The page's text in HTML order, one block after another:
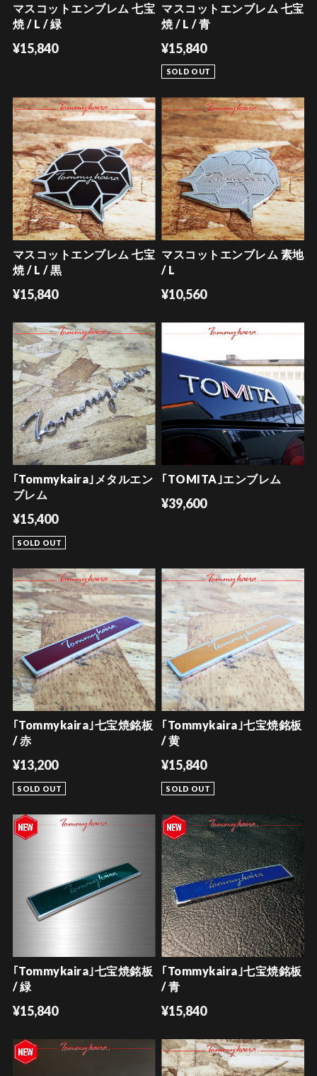
マスコットエンブレム 七宝
焼 / L / 緑
¥15,840
マスコットエンブレム 七宝
焼 / L / 青
¥15,840
SOLD OUT
マスコットエンブレム 七宝
焼 / L / 黒
¥15,840
マスコットエンブレム 素地
/ L
¥10,560
｢Tommykaira｣メタルエン
ブレム
¥15,400
SOLD OUT
｢TOMITA｣エンブレム
¥39,600
｢Tommykaira｣七宝焼銘板
/ 赤
¥13,200
SOLD OUT
｢Tommykaira｣七宝焼銘板
/ 黄
¥15,840
SOLD OUT
｢Tommykaira｣七宝焼銘板
/ 緑
¥15,840
｢Tommykaira｣七宝焼銘板
/ 青
¥15,840